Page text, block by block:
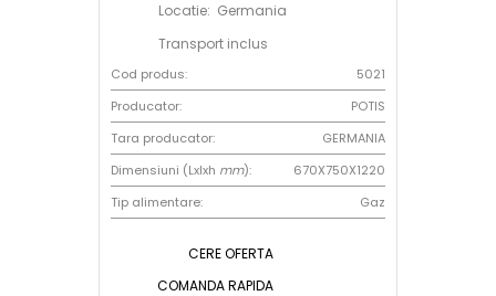
Locatie: Germania
Transport inclus
Cod produs:
5021
Producator:
POTIS
Tara producator:
GERMANIA
Dimensiuni (Lxlxh mm):
670X750X1220
Tip alimentare:
Gaz
CERE OFERTA
COMANDA RAPIDA